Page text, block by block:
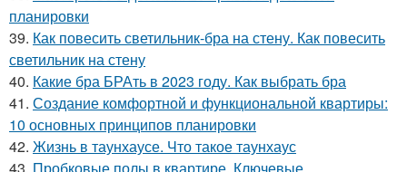
планировки
39. Как повесить светильник-бра на стену. Как повесить
светильник на стену
40. Какие бра БРАть в 2023 году. Как выбрать бра
41. Создание комфортной и функциональной квартиры:
10 основных принципов планировки
42. Жизнь в таунхаусе. Что такое таунхаус